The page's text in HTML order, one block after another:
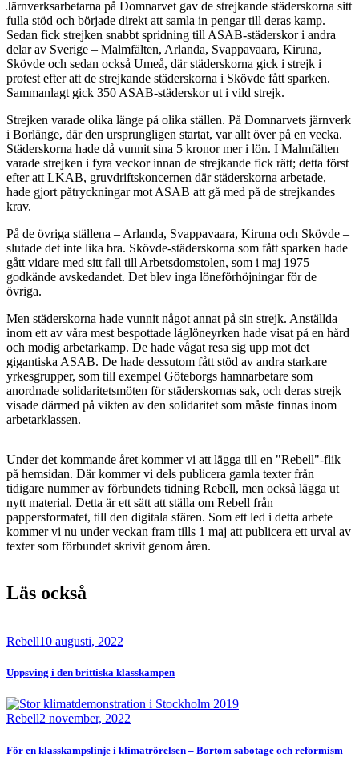
Järnverksarbetarna på Domnarvet gav de strejkande städerskorna sitt
fulla stöd och började direkt att samla in pengar till deras kamp.
Sedan fick strejken snabbt spridning till ASAB-städerskor i andra
delar av Sverige – Malmfälten, Arlanda, Svappavaara, Kiruna,
Skövde och sedan också Umeå, där städerskorna gick i strejk i
protest efter att de strejkande städerskorna i Skövde fått sparken.
Sammanlagt gick 350 ASAB-städerskor ut i vild strejk.
Strejken varade olika länge på olika ställen. På Domnarvets järnverk
i Borlänge, där den ursprungligen startat, var allt över på en vecka.
Städerskorna hade då vunnit sina 5 kronor mer i lön. I Malmfälten
varade strejken i fyra veckor innan de strejkande fick rätt; detta först
efter att LKAB, gruvdriftskoncernen där städerskorna arbetade,
hade gjort påtryckningar mot ASAB att gå med på de strejkandes
krav.
På de övriga ställena – Arlanda, Svappavaara, Kiruna och Skövde –
slutade det inte lika bra. Skövde-städerskorna som fått sparken hade
gått vidare med sitt fall till Arbetsdomstolen, som i maj 1975
godkände avskedandet. Det blev inga löneförhöjningar för de
övriga.
Men städerskorna hade vunnit något annat på sin strejk. Anställda
inom ett av våra mest bespottade låglöneyrken hade visat på en hård
och modig arbetarkamp. De hade vågat resa sig upp mot det
gigantiska ASAB. De hade dessutom fått stöd av andra starkare
yrkesgrupper, som till exempel Göteborgs hamnarbetare som
anordnade solidaritetsmöten för städerskornas sak, och deras strejk
visade därmed på vikten av den solidaritet som måste finnas inom
arbetarklassen.
Under det kommande året kommer vi att lägga till en "Rebell"-flik
på hemsidan. Där kommer vi dels publicera gamla texter från
tidigare nummer av förbundets tidning Rebell, men också lägga ut
nytt material. Detta är ett sätt att ställa om Rebell från
pappersformatet, till den digitala sfären. Som ett led i detta arbete
kommer vi nu under veckan fram tills 1 maj att publicera ett urval av
texter som förbundet skrivit genom åren.
Läs också
Rebell10 augusti, 2022
Uppsving i den brittiska klasskampen
Bild
Rebell2 november, 2022
För en klasskampslinje i klimatrörelsen – Bortom sabotage och reformism